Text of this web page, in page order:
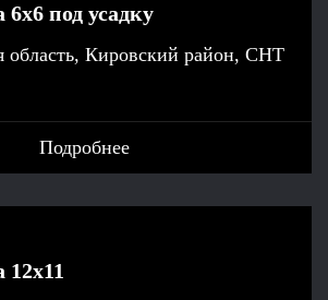
6х6 под усадку
область, Кировский район, СНТ
Подробнее
12х11